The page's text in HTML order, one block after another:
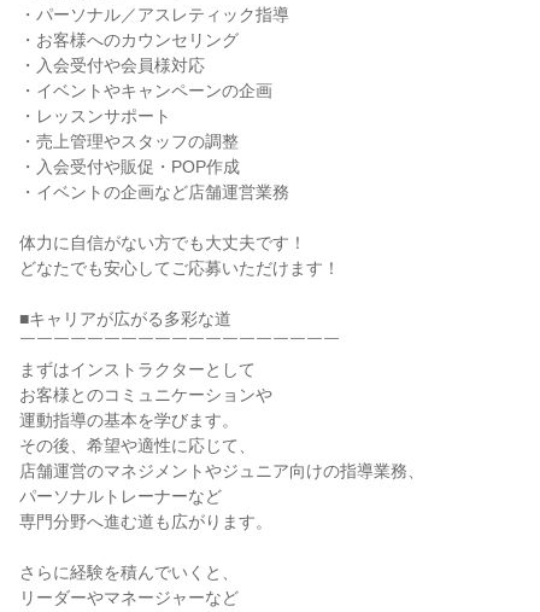
・パーソナル／アスレティック指導
・お客様へのカウンセリング
・入会受付や会員様対応
・イベントやキャンペーンの企画
・レッスンサポート
・売上管理やスタッフの調整
・入会受付や販促・POP作成
・イベントの企画など店舗運営業務
体力に自信がない方でも大丈夫です！
どなたでも安心してご応募いただけます！
■キャリアが広がる多彩な道
￣￣￣￣￣￣￣￣￣￣￣￣￣￣￣￣￣￣￣
まずはインストラクターとして
お客様とのコミュニケーションや
運動指導の基本を学びます。
その後、希望や適性に応じて、
店舗運営のマネジメントやジュニア向けの指導業務、
パーソナルトレーナーなど
専門分野へ進む道も広がります。
さらに経験を積んでいくと、
リーダーやマネージャーなど